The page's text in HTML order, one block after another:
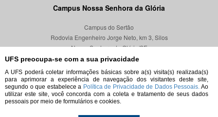
UFS preocupa-se com a sua privacidade
A UFS poderá coletar informações básicas sobre a(s) visita(s) realizada(s)
para aprimorar a experiência de navegação dos visitantes deste site,
segundo o que estabelece a Política de Privacidade de Dados Pessoais. Ao
utilizar este site, você concorda com a coleta e tratamento de seus dados
pessoais por meio de formulários e cookies.
Campus Nossa Senhora da Glória
Campus do Sertão
Rodovia Engenheiro Jorge Neto, km 3, Silos
Nossa Senhora da Glória/SE
CEP 49680-000
Localização